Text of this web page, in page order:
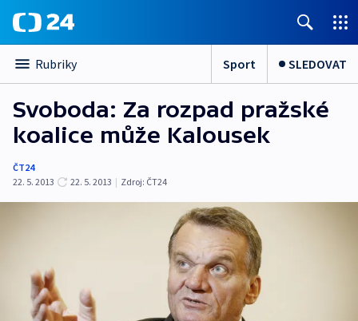
Rubriky Sport SLEDOVAT
Svoboda: Za rozpad pražské
koalice může Kalousek
ČT24
22. 5. 2013
22. 5. 2013 | Zdroj: ČT24